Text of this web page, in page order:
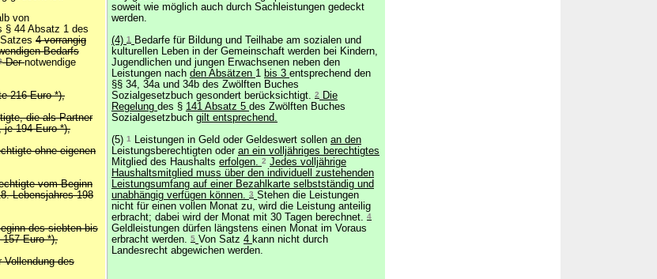
von
§ 44 Absatz 1 des
4 vorrangig
Bedarfs
Dernotwendige
216 Euro *),
die als Partner
je 194 Euro *),
ohne eigenen
vom Beginn
Lebensjahres 198
des siebten bis
157 Euro *),
Vollendung des
soweit wie möglich auch durch Sachleistungen gedeckt
werden.
(4) 1
Bedarfe für Bildung und Teilhabe am sozialen und
kulturellen Leben in der Gemeinschaft werden bei Kindern,
Jugendlichen und jungen Erwachsenen neben den
Leistungen nach den Absätzen 1 bis 3 entsprechend den
§§ 34, 34a und 34b des Zwölften Buches
Sozialgesetzbuch gesondert berücksichtigt. 2
Die
Regelung des § 141 Absatz 5 des Zwölften Buches
Sozialgesetzbuch gilt entsprechend.
(5) 1 Leistungen in Geld oder Geldeswert sollen an den
Leistungsberechtigten oder an ein volljähriges berechtigtes
Mitglied des Haushalts erfolgen. 2 Jedes volljährige
Haushaltsmitglied muss über den individuell zustehenden
Leistungsumfang auf einer Bezahlkarte selbstständig und
unabhängig verfügen können. 3 Stehen die Leistungen
nicht für einen vollen Monat zu, wird die Leistung anteilig
erbracht; dabei wird der Monat mit 30 Tagen berechnet. 4
Geldleistungen dürfen längstens einen Monat im Voraus
erbracht werden. 5 Von Satz 4 kann nicht durch
Landesrecht abgewichen werden.